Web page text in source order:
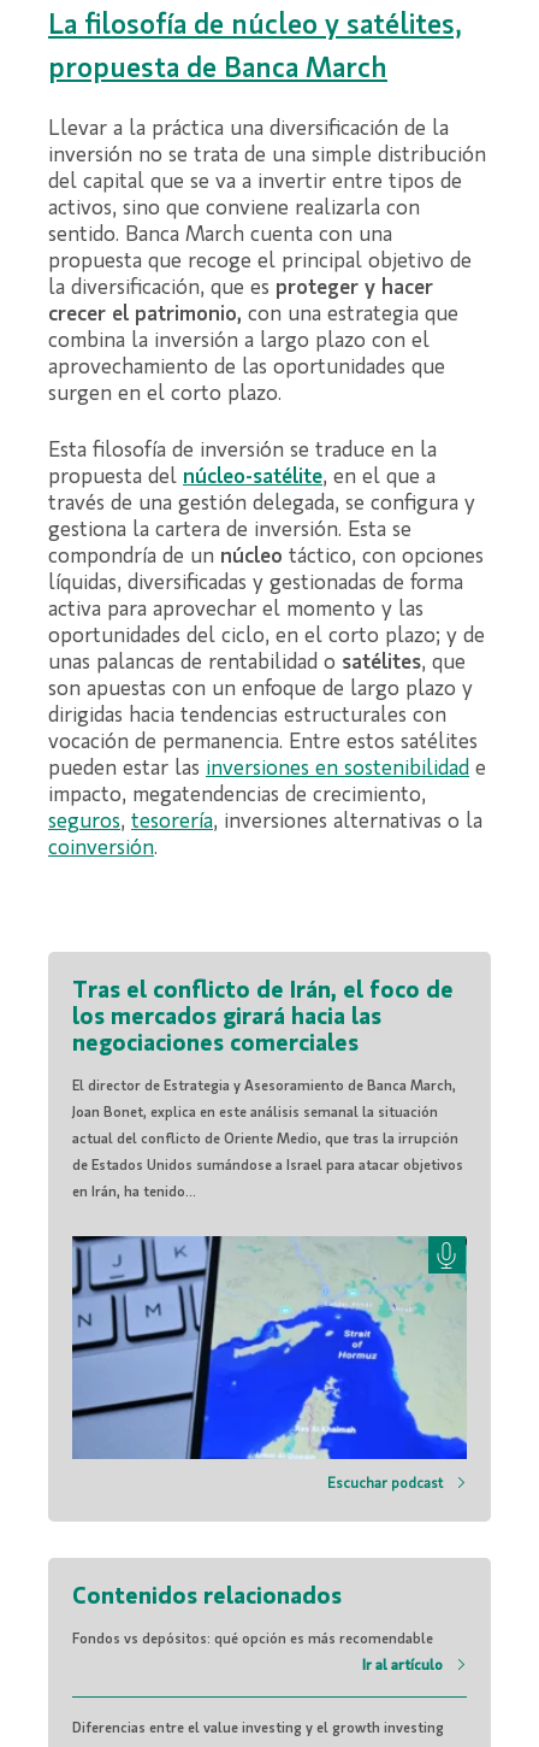
La filosofía de núcleo y satélites,
propuesta de Banca March
Llevar a la práctica una diversificación de la
inversión no se trata de una simple distribución
del capital que se va a invertir entre tipos de
activos, sino que conviene realizarla con
sentido. Banca March cuenta con una
propuesta que recoge el principal objetivo de
la diversificación, que es proteger y hacer
crecer el patrimonio, con una estrategia que
combina la inversión a largo plazo con el
aprovechamiento de las oportunidades que
surgen en el corto plazo.
Esta filosofía de inversión se traduce en la
propuesta del núcleo-satélite, en el que a
través de una gestión delegada, se configura y
gestiona la cartera de inversión. Esta se
compondría de un núcleo táctico, con opciones
líquidas, diversificadas y gestionadas de forma
activa para aprovechar el momento y las
oportunidades del ciclo, en el corto plazo; y de
unas palancas de rentabilidad o satélites, que
son apuestas con un enfoque de largo plazo y
dirigidas hacia tendencias estructurales con
vocación de permanencia. Entre estos satélites
pueden estar las inversiones en sostenibilidad e
impacto, megatendencias de crecimiento,
seguros, tesorería, inversiones alternativas o la
coinversión.
Tras el conflicto de Irán, el foco de
los mercados girará hacia las
negociaciones comerciales
El director de Estrategia y Asesoramiento de Banca March,
Joan Bonet, explica en este análisis semanal la situación
actual del conflicto de Oriente Medio, que tras la irrupción
de Estados Unidos sumándose a Israel para atacar objetivos
en Irán, ha tenido...
Escuchar podcast
Contenidos relacionados
Fondos vs depósitos: qué opción es más recomendable
Ir al artículo
Diferencias entre el value investing y el growth investing